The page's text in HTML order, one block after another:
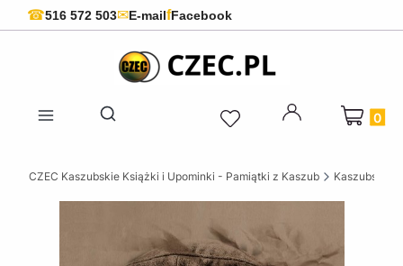
☎516 572 503✉E-mailfFacebook
Otwórz wyszukiwarkę
Produkty
CZEC Kaszubskie Książki i Upominki - Pamiątki z Kaszub Kaszubskie